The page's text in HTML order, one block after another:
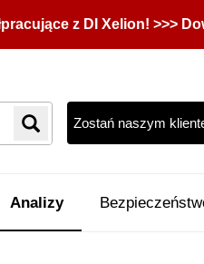
z DI Xelion! >>>
Zostań naszym
Analizy